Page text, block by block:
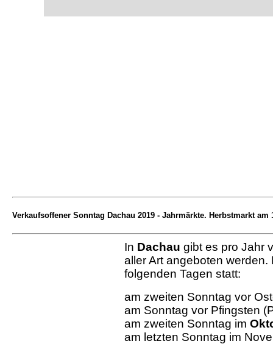
Verkaufsoffener Sonntag Dachau 2019 - Jahrmärkte. Herbstmarkt am
In Dachau gibt es pro Jahr
aller Art angeboten
folgenden Tagen statt:
am zweiten Sonntag vor
am Sonntag vor Pfingsten
am zweiten Sonntag im
am letzten Sonntag im